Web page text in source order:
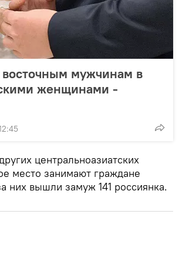
мужчинам в
женщинами -
центральноазиатских
место занимают граждане
них вышли замуж 141 россиянка.